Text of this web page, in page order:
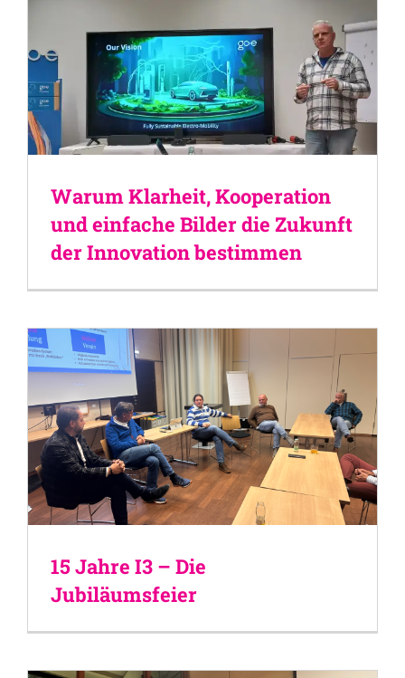
Warum Klarheit, Kooperation
und einfache Bilder die Zukunft
der Innovation bestimmen
15 Jahre I3 – Die
Jubiläumsfeier